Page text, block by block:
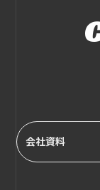
会社資料